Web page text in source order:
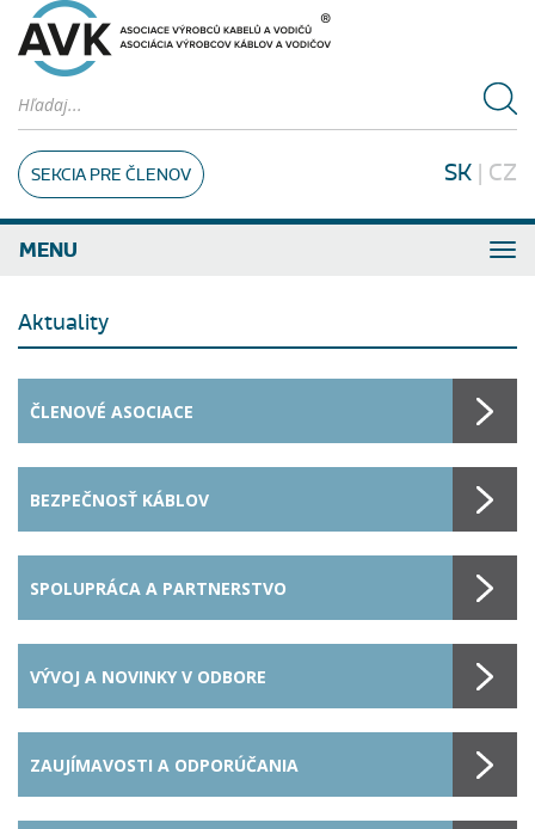
SEKCIA PRE ČLENOV SK | CZ
MENU
Aktuality
ČLENOVÉ ASOCIACE
BEZPEČNOSŤ KÁBLOV
SPOLUPRÁCA A PARTNERSTVO
VÝVOJ A NOVINKY V ODBORE
ZAUJÍMAVOSTI A ODPORÚČANIA